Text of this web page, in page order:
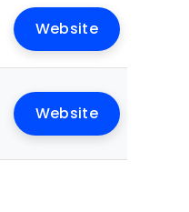
Website
Website